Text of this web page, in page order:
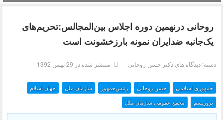
روحانی درنهمین دوره اجلاس بین‌المجالس:تحریم‌های
یک‌جانبه ضدایران نمونه بارزخشونت است
دسته:دیدگاه های دکتر حسن روحانی منتشر شده در 29 بهمن 1392
جمهوری اسلامی حسن روحانی رئیس‌جمهور سازمان ملل
جهان اسلام
مجمع عمومی سازمان ملل
تروریسم